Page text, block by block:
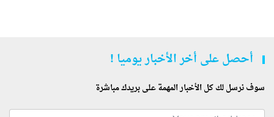
أحصل على أخر الأخبار يوميا !
سوف نرسل لك كل الأخبار المهمة على بريدك مباشرة